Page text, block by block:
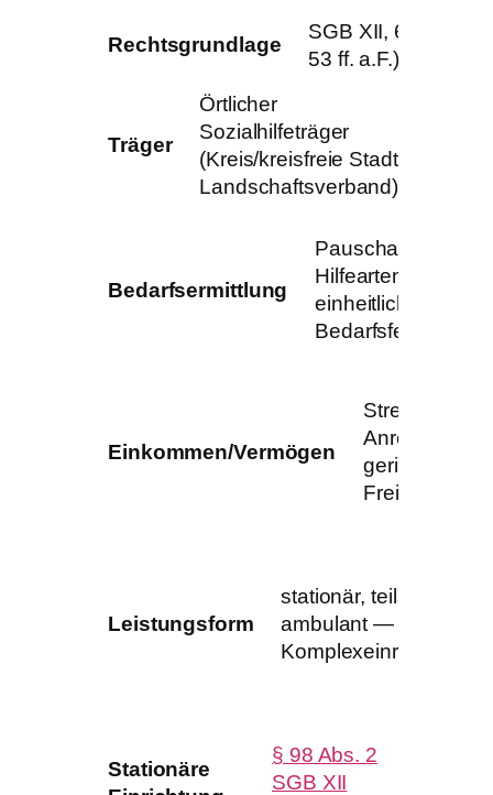
Rechtsgrundlage
SGB XII, 6. Kapitel
53 ff. a.F.)
Träger
Örtlicher
Sozialhilfeträger
(Kreis/kreisfreie Stadt,
Landschaftsverband)
Bedarfsermittlung
Pauschale
Hilfearten, keine
einheitliche
Einkommen/Vermögen
Strenge
Anrechnung,
geringe
Freibeträge
Leistungsform
stationär, teilstationär,
ambulant — oft in
Komplexeinrichtungen
Stationäre
§ 98 Abs. 2
SGB XII